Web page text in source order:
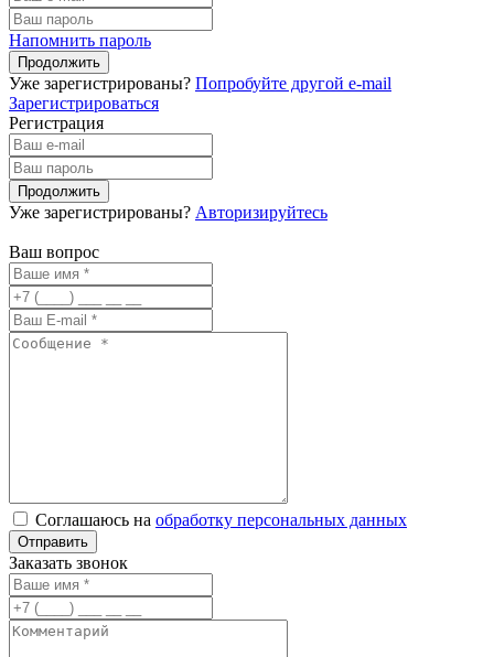
Напомнить пароль
Уже зарегистрированы? Попробуйте другой e-mail
Зарегистрироваться
Регистрация
Уже зарегистрированы? Авторизируйтесь
Ваш вопрос
Соглашаюсь на обработку персональных данных
Заказать звонок